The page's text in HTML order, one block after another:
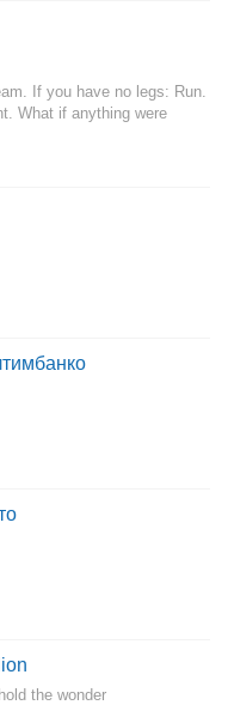
If you have no legs: Run.
What if anything were
the wonder